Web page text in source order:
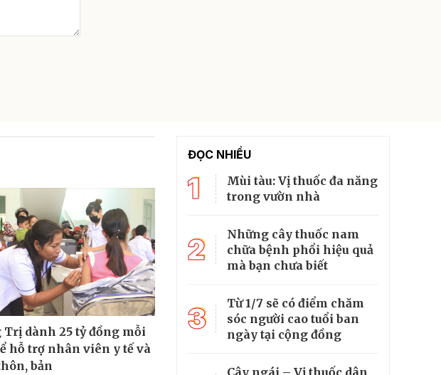
Trị dành 25 tỷ đồng mỗi
hỗ trợ nhân viên y tế và
bản
ĐỌC NHIỀU
1
Mùi tàu: Vị thuốc đa năng
trong vườn nhà
2
Những cây thuốc nam
chữa bệnh phổi hiệu quả
mà bạn chưa biết
3
Từ 1/7 sẽ có điểm chăm
sóc người cao tuổi ban
ngày tại cộng đồng
Cây ngái – Vị thuốc dân